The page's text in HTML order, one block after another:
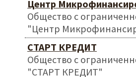
Центр
Общество с
"Центр
СТАРТ КРЕДИТ
Общество с
"СТАРТ КРЕДИТ"